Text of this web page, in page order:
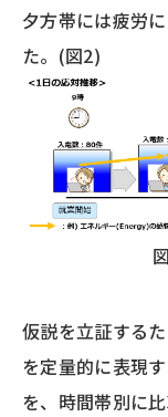
夕方帯には疲労
た。(図2)
仮説を立証する
を定量的に表現
を、時間帯別に